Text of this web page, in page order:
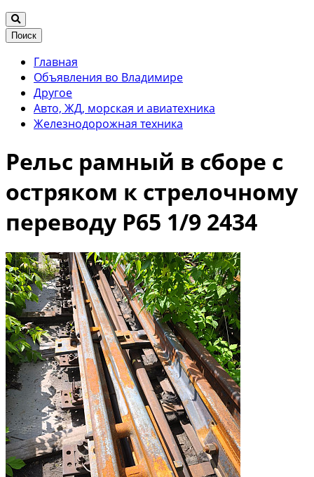
Поиск
Главная
Объявления во Владимире
Другое
Авто, ЖД, морская и авиатехника
Железнодорожная техника
Рельс рамный в сборе с
остряком к стрелочному
переводу Р65 1/9 2434